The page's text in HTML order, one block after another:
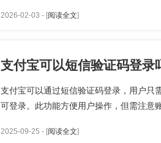
2026-02-03 - [阅读全文]
支付宝可以短信验证码登录
支付宝可以通过短信验证码登录，用户只
可登录。此功能方便用户操作，但需注意
2025-09-25 - [阅读全文]